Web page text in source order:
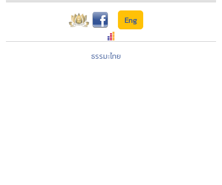
Eng
ธรรมะไทย